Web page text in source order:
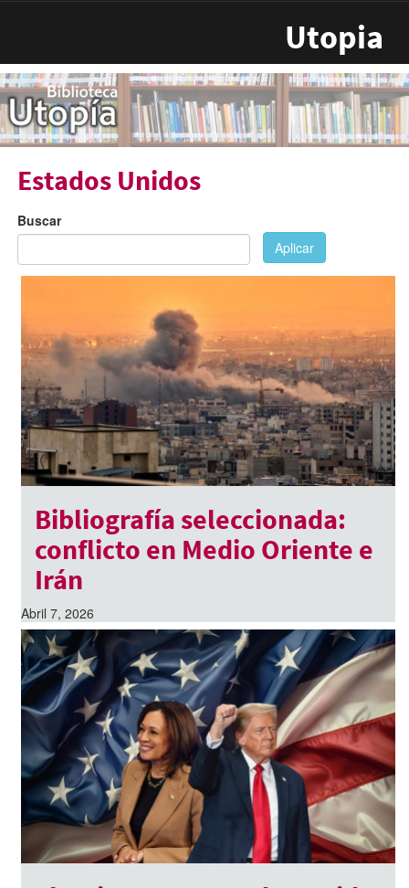
Utopia
Estados Unidos
Buscar
Aplicar
Bibliografía seleccionada:
conflicto en Medio Oriente e
Irán
Abril 7, 2026